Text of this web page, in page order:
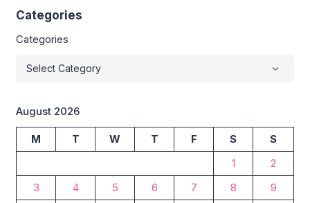
Categories
Categories
August 2026
M T W T F S
S
1
2
3
4 5 6 7 8
9